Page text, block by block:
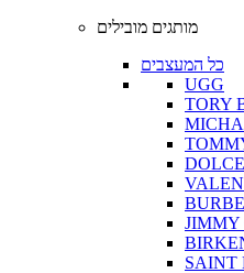
מותגים מובילים
כל המעצבים
UGG
TORY
JIMMY
SAINT